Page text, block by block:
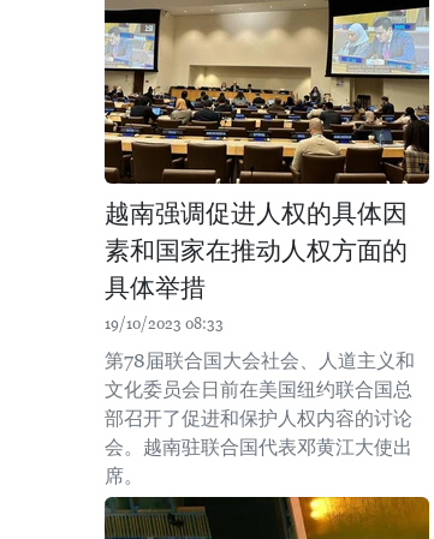
越南强调促进人权的具体因
素和国家在推动人权方面的
具体举措
19/10/2023 08:33
第78届联合国大会社会、人道主义和
文化委员会日前在美国纽约联合国总
部召开了促进和保护人权内容的讨论
会。越南驻联合国代表邓黄江大使出
席。